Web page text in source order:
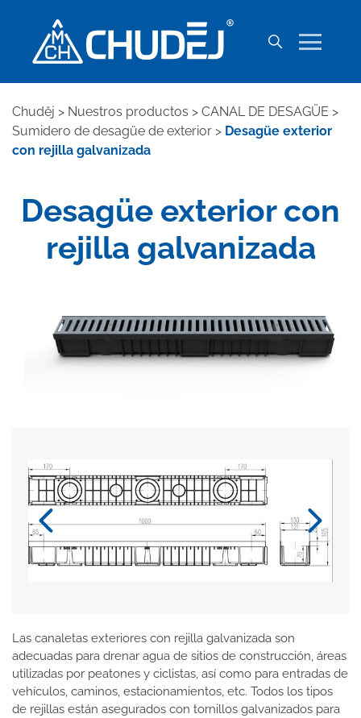
Chuděj > Nuestros productos > CANAL DE DESAGÜE >
Sumidero de desagüe de exterior > Desagüe exterior
con rejilla galvanizada
Desagüe exterior con
rejilla galvanizada
Las canaletas exteriores con rejilla galvanizada son
adecuadas para drenar agua de sitios de construcción, áreas
utilizadas por peatones y ciclistas, así como para entradas de
vehículos, caminos, estacionamientos, etc. Todos los tipos
de rejillas están asegurados con tornillos galvanizados para